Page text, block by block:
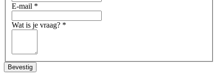
E-mail *
Wat is je vraag? *
Bevestig